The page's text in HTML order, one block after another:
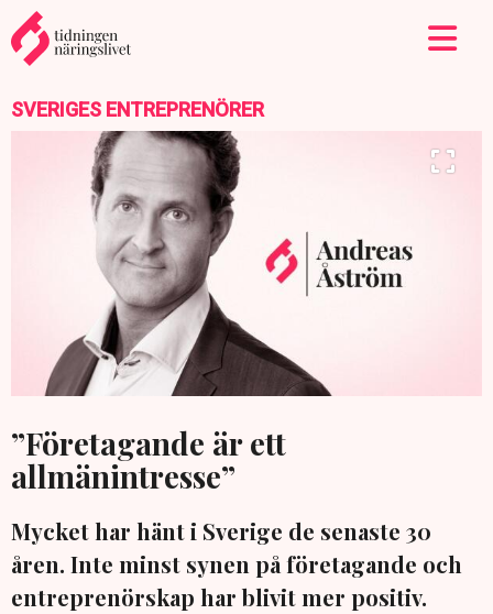
SVERIGES ENTREPRENÖRER
”Företagande är ett
allmänintresse”
Mycket har hänt i Sverige de senaste 30
åren. Inte minst synen på företagande och
entreprenörskap har blivit mer positiv.